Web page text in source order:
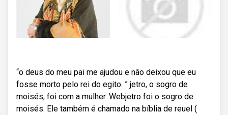
“o deus do meu pai me ajudou e não deixou que eu
fosse morto pelo rei do egito. ” jetro, o sogro de
moisés, foi com a mulher. Webjetro foi o sogro de
moisés. Ele também é chamado na bíblia de reuel (